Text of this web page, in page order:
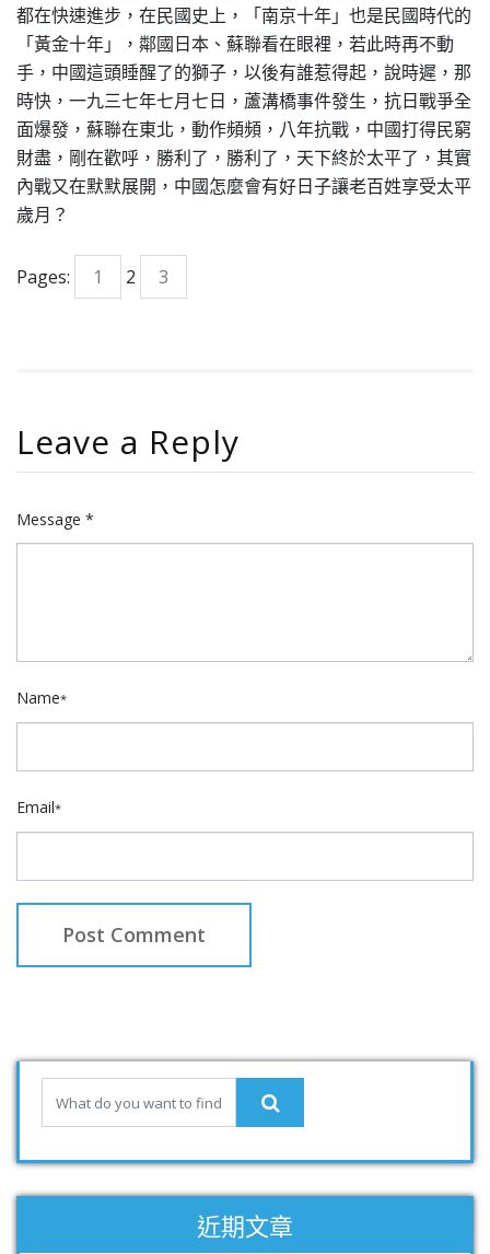
都在快速進步，在民國史上，「南京十年」也是民國時代的
「黃金十年」，鄰國日本、蘇聯看在眼裡，若此時再不動
手，中國這頭睡醒了的獅子，以後有誰惹得起，說時遲，那
時快，一九三七年七月七日，蘆溝橋事件發生，抗日戰爭全
面爆發，蘇聯在東北，動作頻頻，八年抗戰，中國打得民窮
財盡，剛在歡呼，勝利了，勝利了，天下終於太平了，其實
內戰又在默默展開，中國怎麼會有好日子讓老百姓享受太平
歲月？
Pages: 1 2 3
Leave a Reply
Message *
Name*
Email*
近期文章